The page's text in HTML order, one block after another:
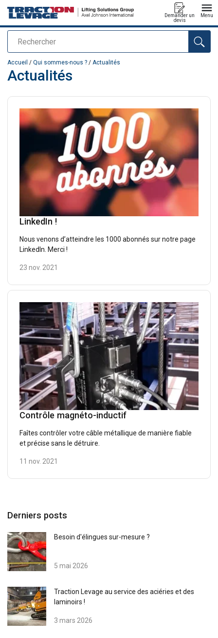
Rechercher
Demander un
devis
Menu
Ajouté au panier
Accueil / Qui sommes-nous ? / Actualités
Actualités
LinkedIn !
Nous venons d’atteindre les 1000 abonnés sur notre page
LinkedIn. Merci !
23 nov. 2021
Contrôle magnéto-inductif
Faîtes contrôler votre câble métallique de manière fiable
et précise sans le détruire.
11 nov. 2021
Derniers posts
Besoin d'élingues sur-mesure ?
5 mai 2026
Traction Levage au service des aciéries et des
laminoirs !
3 mars 2026